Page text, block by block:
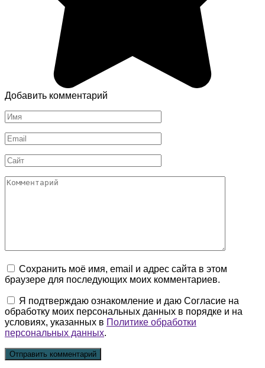
Добавить комментарий
Имя
*
Email
*
Сайт
Комментарий
Сохранить моё имя, email и адрес сайта в этом
браузере для последующих моих комментариев.
Я подтверждаю ознакомление и даю Согласие на
обработку моих персональных данных в порядке и на
условиях, указанных в Политике обработки
персональных данных.